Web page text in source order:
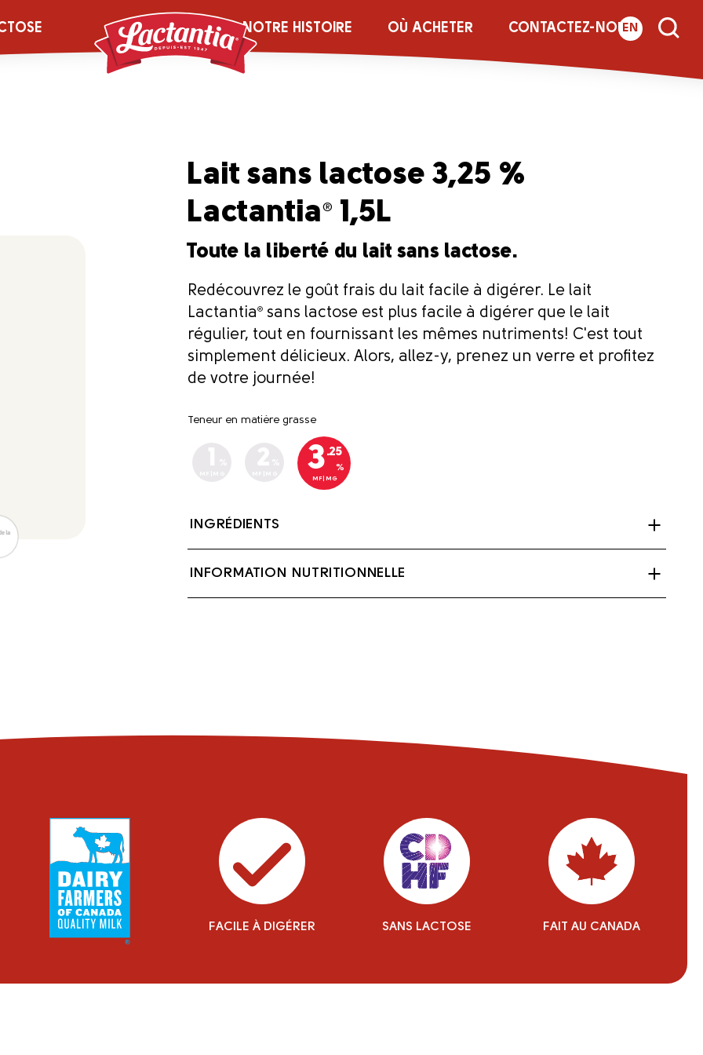
NOTRE HISTOIRE OÙ ACHETER CONTACTEZ-NOUS
EN
Lait sans lactose 3,25 %
Lactantia® 1,5L
Toute la liberté du lait sans lactose.
Redécouvrez le goût frais du lait facile à digérer. Le lait
Lactantia® sans lactose est plus facile à digérer que le lait
régulier, tout en fournissant les mêmes nutriments! C'est tout
simplement délicieux. Alors, allez-y, prenez un verre et profitez
de votre journée!
Teneur en matière grasse
3.25
%
MF|MG
INGRÉDIENTS
Lait, Lactase (enzyme), Vitamine D3.
INFORMATION NUTRITIONNELLE
FACILE À DIGÉRER SANS LACTOSE FAIT AU CANADA